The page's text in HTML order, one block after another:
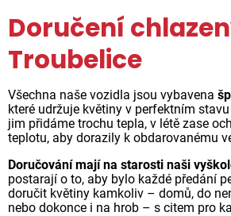
Doručení
Troubelice
Všechna naše vozidla jsou vybavena
které udržuje květiny v perfektním
jim přidáme trochu tepla, v létě zase
teplotu, aby dorazily k obdarovanému
Doručování mají na starosti naši
postarají o to, aby bylo každé předání
doručit květiny kamkoliv – domů, do
nebo dokonce i na hrob – s citem pro